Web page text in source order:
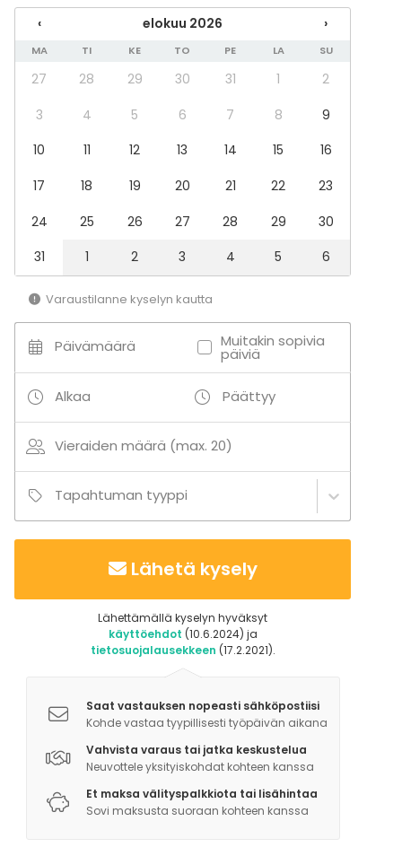
‹ elokuu 2026 ›
MA TI KE TO PE LA SU
27 28 29 30 31 1
2
3
4 5 6 7 8
9
10
11 12 13 14 15
16
17
18 19 20 21 22
23
24
25 26 27 28 29
30
31
1 2 3 4 5 6
Varaustilanne kyselyn kautta
Päivämäärä Muitakin sopivia
päiviä
Alkaa Päättyy
Vieraiden määrä (max. 20)
Tapahtuman tyyppi
Lähetä kysely
Lähettämällä kyselyn hyväksyt
käyttöehdot (10.6.2024) ja
tietosuojalausekkeen (17.2.2021).
Saat vastauksen nopeasti sähköpostiisi
Kohde vastaa tyypillisesti työpäivän aikana
Vahvista varaus tai jatka keskustelua
Neuvottele yksityiskohdat kohteen kanssa
Et maksa välityspalkkiota tai lisähintaa
Sovi maksusta suoraan kohteen kanssa